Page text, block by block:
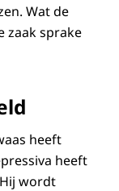
Wat de
zaak sprake
heeft
heeft
wordt